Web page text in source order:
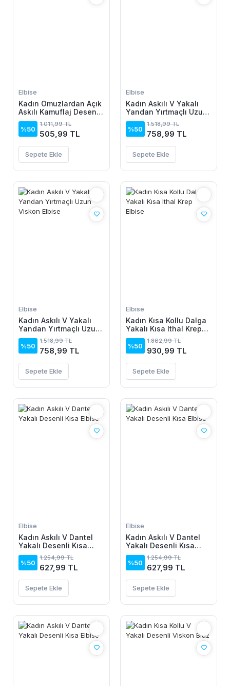
Elbise
Kadın Omuzlardan Açık
Askılı Kamuflaj Desenli
Kısa Süprem Elbise
%50
1.011,99 TL
505,99 TL
Sepete Ekle
Elbise
Kadın Askılı V Yakalı
Yandan Yırtmaçlı Uzun
Viskon Elbise
%50
1.518,99 TL
758,99 TL
Sepete Ekle
Elbise
Kadın Askılı V Yakalı
Yandan Yırtmaçlı Uzun
Viskon Elbise
%50
1.518,99 TL
758,99 TL
Sepete Ekle
Elbise
Kadın Kısa Kollu Dalga
Yakalı Kısa Ithal Krep
Elbise
%50
1.862,99 TL
930,99 TL
Sepete Ekle
Elbise
Kadın Askılı V Dantel
Yakalı Desenli Kısa
Elbise
%50
1.254,99 TL
627,99 TL
Sepete Ekle
Elbise
Kadın Askılı V Dantel
Yakalı Desenli Kısa
Elbise
%50
1.254,99 TL
627,99 TL
Sepete Ekle